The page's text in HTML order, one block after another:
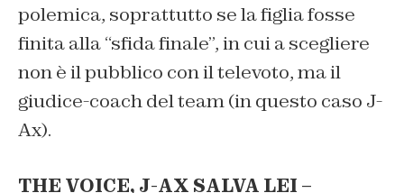
polemica, soprattutto se la figlia fosse
finita alla “sfida finale”, in cui a scegliere
non è il pubblico con il televoto, ma il
giudice-coach del team (in questo caso J-
Ax).
THE VOICE, J-AX SALVA LEI –